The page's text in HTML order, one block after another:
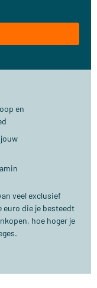
en
veel exclusief
euro die je besteedt
hoe hoger je